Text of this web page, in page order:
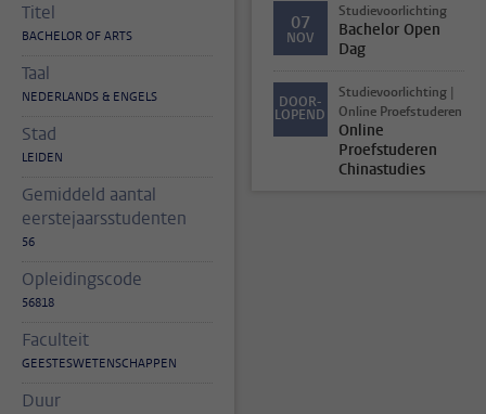
Titel
BACHELOR OF ARTS
Taal
NEDERLANDS & ENGELS
Stad
LEIDEN
Gemiddeld aantal
eerstejaarsstudenten
56
Opleidingscode
56818
Faculteit
GEESTESWETENSCHAPPEN
Duur
07
NOV
Studievoorlichting
Bachelor Open
Dag
DOOR-
LOPEND
Studievoorlichting |
Online Proefstuderen
Online
Proefstuderen
Chinastudies